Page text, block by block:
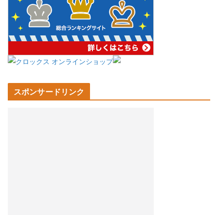
スポンサードリンク